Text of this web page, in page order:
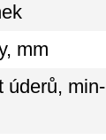
mm
úderů, min-